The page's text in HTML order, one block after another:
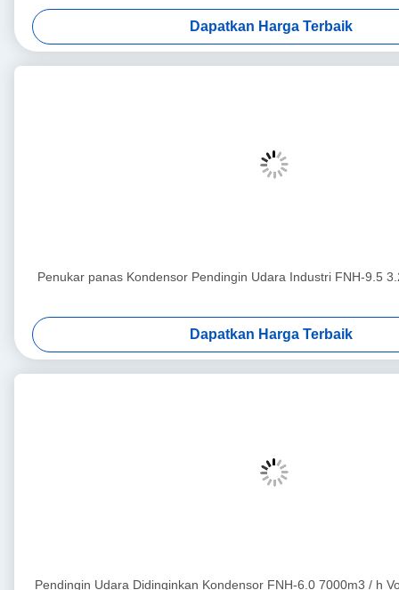
Dapatkan Harga Terbaik
Penukar panas Kondensor Pendingin Udara Industri FNH-9.5
Dapatkan Harga Terbaik
Pendingin Udara Didinginkan Kondensor FNH-6.0 7000m3 / h